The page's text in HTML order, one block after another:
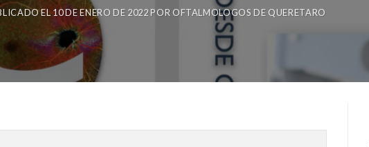
EL10 DE ENERO DE 2022 POR OFTALMOLOGOS DE QUERETARO